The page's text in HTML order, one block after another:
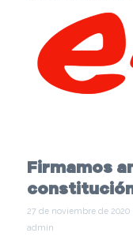
Firmamos
27 de noviembre de 2020
admin